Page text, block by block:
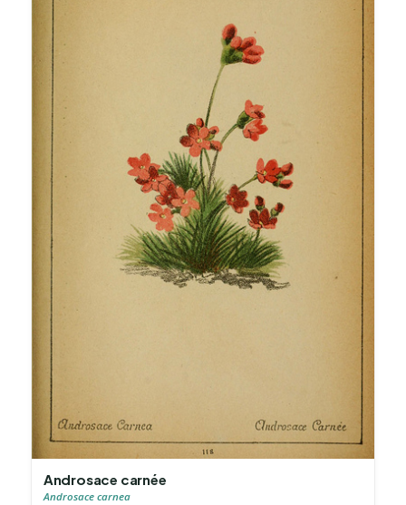
Androsace carnée
Androsace carnea